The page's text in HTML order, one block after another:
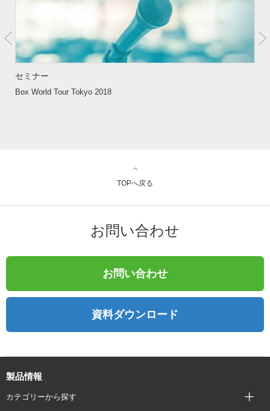
セミナー
Box World Tour Tokyo 2018
TOPへ戻る
お問い合わせ
お問い合わせ
資料ダウンロード
製品情報
カテゴリーから探す